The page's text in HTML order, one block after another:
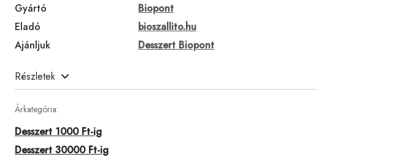
Gyártó
Biopont
Eladó
bioszallito.hu
Ajánljuk
Desszert Biopont
Részletek
Árkategória:
Desszert 1000 Ft-ig
Desszert 30000 Ft-ig